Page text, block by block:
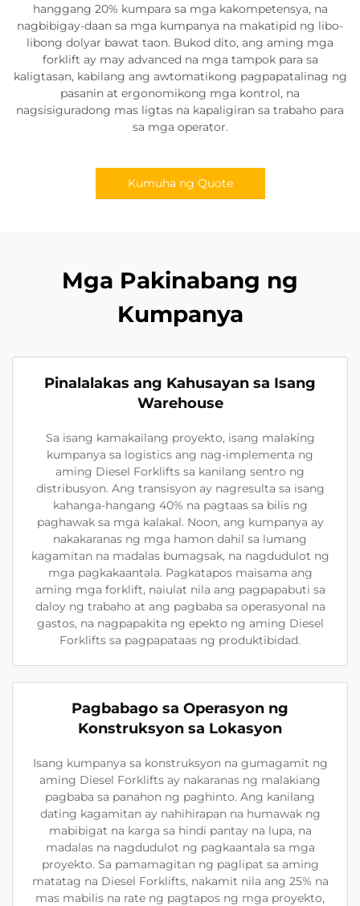
hanggang 20% kumpara sa mga kakompetensya, na
nagbibigay-daan sa mga kumpanya na makatipid ng libo-
libong dolyar bawat taon. Bukod dito, ang aming mga
forklift ay may advanced na mga tampok para sa
kaligtasan, kabilang ang awtomatikong pagpapatalinag ng
pasanin at ergonomikong mga kontrol, na
nagsisiguradong mas ligtas na kapaligiran sa trabaho para
sa mga operator.
Kumuha ng Quote
Mga Pakinabang ng
Kumpanya
Pinalalakas ang Kahusayan sa Isang
Warehouse
Sa isang kamakailang proyekto, isang malaking
kumpanya sa logistics ang nag-implementa ng
aming Diesel Forklifts sa kanilang sentro ng
distribusyon. Ang transisyon ay nagresulta sa isang
kahanga-hangang 40% na pagtaas sa bilis ng
paghawak sa mga kalakal. Noon, ang kumpanya ay
nakakaranas ng mga hamon dahil sa lumang
kagamitan na madalas bumagsak, na nagdudulot ng
mga pagkakaantala. Pagkatapos maisama ang
aming mga forklift, naiulat nila ang pagpapabuti sa
daloy ng trabaho at ang pagbaba sa operasyonal na
gastos, na nagpapakita ng epekto ng aming Diesel
Forklifts sa pagpapataas ng produktibidad.
Pagbabago sa Operasyon ng
Konstruksyon sa Lokasyon
Isang kumpanya sa konstruksyon na gumagamit ng
aming Diesel Forklifts ay nakaranas ng malakiang
pagbaba sa panahon ng paghinto. Ang kanilang
dating kagamitan ay nahihirapan na humawak ng
mabibigat na karga sa hindi pantay na lupa, na
madalas na nagdudulot ng pagkaantala sa mga
proyekto. Sa pamamagitan ng paglipat sa aming
matatag na Diesel Forklifts, nakamit nila ang 25% na
mas mabilis na rate ng pagtapos ng mga proyekto,